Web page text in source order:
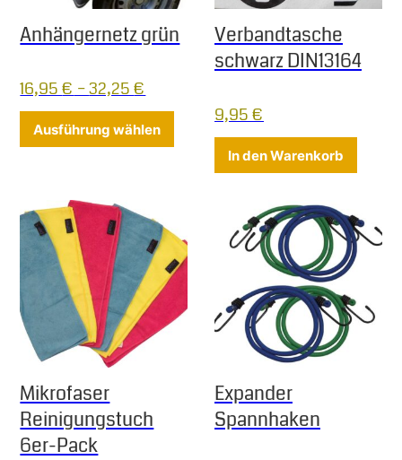
Anhängernetz grün
16,95€ –32,25€
Ausführung wählen Dieses Produkt weist mehrere
Verbandtasche
schwarz DIN13164
9,95€
In den Warenkorb
Mikrofaser
Reinigungstuch
6er-Pack
Expander
Spannhaken